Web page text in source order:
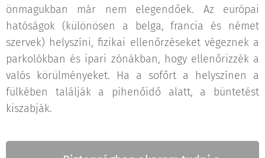
önmagukban már nem elegendőek. Az európai
hatóságok (különösen a belga, francia és német
szervek) helyszíni, fizikai ellenőrzéseket végeznek a
parkolókban és ipari zónákban, hogy ellenőrizzék a
valós körülményeket. Ha a sofőrt a helyszínen a
fülkében találják a pihenőidő alatt, a büntetést
kiszabják.